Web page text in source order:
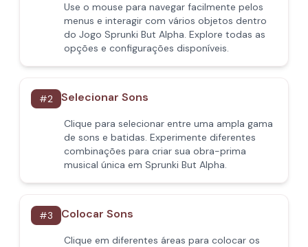
Use o mouse para navegar facilmente pelos
menus e interagir com vários objetos dentro
do Jogo Sprunki But Alpha. Explore todas as
opções e configurações disponíveis.
#2 Selecionar Sons
Clique para selecionar entre uma ampla gama
de sons e batidas. Experimente diferentes
combinações para criar sua obra-prima
musical única em Sprunki But Alpha.
#3 Colocar Sons
Clique em diferentes áreas para colocar os